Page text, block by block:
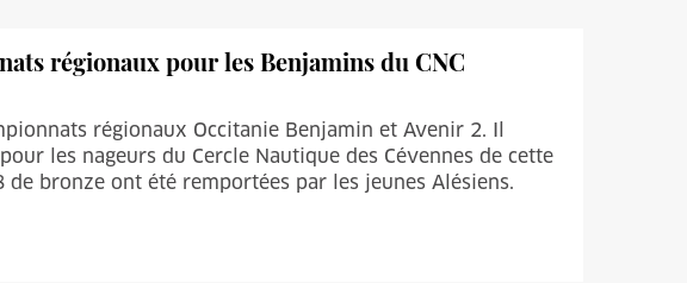
régionaux pour les Benjamins du CNC
régionaux Occitanie Benjamin et Avenir 2. Il
les nageurs du Cercle Nautique des Cévennes de cette
de bronze ont été remportées par les jeunes Alésiens.